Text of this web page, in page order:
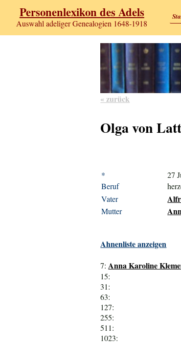
Personenlexikon des Adels
Auswahl adeliger Genealogien 1648-1918
« zurück
Olga von
*
27
Beruf
Vater
Mutter
Ahnenliste anzeigen
7:Anna Karoline
15:
31:
63:
127:
255:
511:
1023: